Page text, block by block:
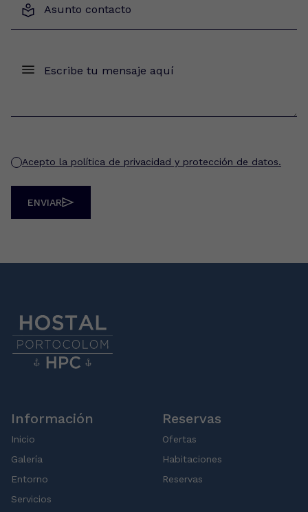
Acepto la política de privacidad y protección de datos.
ENVIAR
Información
Inicio
Galería
Entorno
Servicios
Reservas
Ofertas
Habitaciones
Reservas